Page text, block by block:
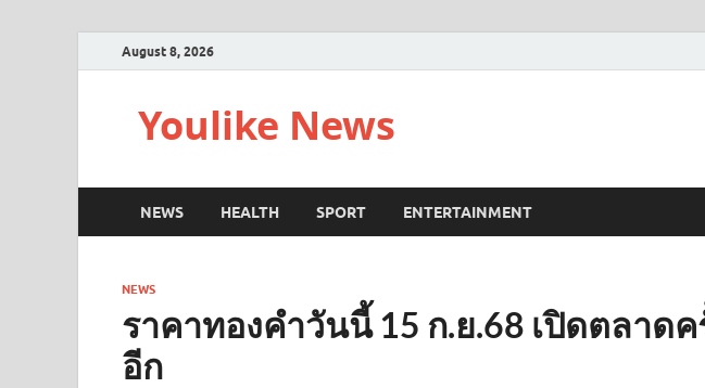
August 8, 2026
Youlike News
NEWS HEALTH SPORT ENTERTAINMENT
NEWS
ราคาทองคำวันนี้ 15 ก.ย.68 เปิดตลาด
อีก